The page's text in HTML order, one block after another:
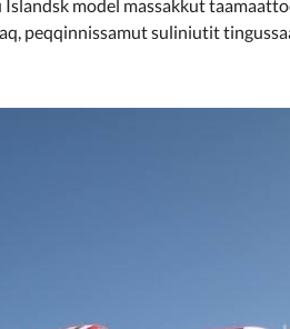
model massakkut
peqqinnissamut suliniutit